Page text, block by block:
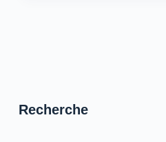
Recherche